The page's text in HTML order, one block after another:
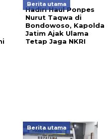
Berita utama
Hadiri Haul Ponpes
Nurut Taqwa di
Bondowoso, Kapolda
Jatim Ajak Ulama
Tetap Jaga NKRI
Berita utama